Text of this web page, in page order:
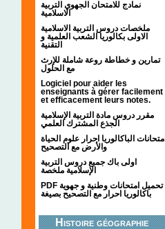
نمادج للامتحان الجهوي التربية
الاسلامية
ملخصات دروس التربية الاسلامية
الاولى بكالوريا الشعب العلمية و
التقنية
تمارين و خطاطة روعة شاملة للإرث
مع الحلول
Logiciel pour aider les
enseignants à gérer facilement
et efficacement leurs notes.
مقرر دروس مادة التربية الإسلامية
الجذع المشترك العلمي
امتحانات الباكالوريا احرار علوم الحياة
والأرض مع التصحيح
اولى باك جميع دروس التربية
الإسلامية ملخصة
PDF تحميل امتحانات وطنية و جهوية
باكالوريا احرار مع التصحيح بصيغة
Histoire géographie